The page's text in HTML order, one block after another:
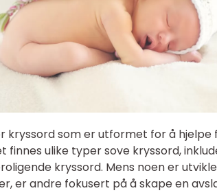
kryssord som er utformet for å
finnes ulike typer sove kryssord,
kryssord. Mens noen er
er andre fokusert på å skape en